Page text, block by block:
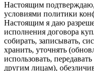
Настоящим подтверждаю,
условиями политики
Настоящим я даю
исполнения договора
собирать, записывать,
хранить, уточнять
использовать,
другим лицам),